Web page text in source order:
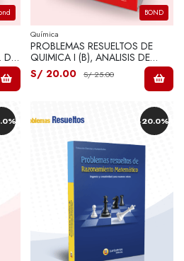
BOND
Química
PROBLEMAS RESUELTOS DE
QUIMICA I (B), ANALISIS DE
PRINCIPIOS Y APLICACIONES
TOMO I (B)
S/ 20.00 S/ 25.00
-20.0%